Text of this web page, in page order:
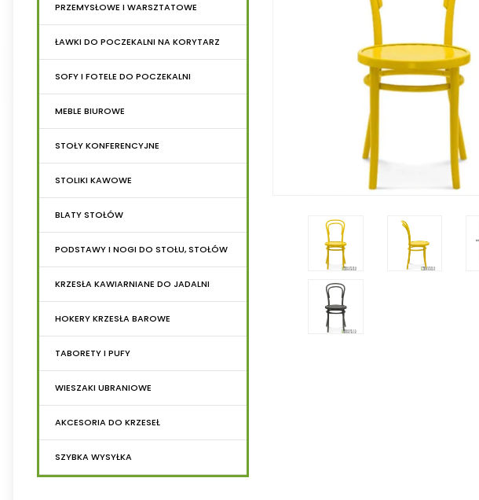
PRZEMYSŁOWE I WARSZTATOWE
ŁAWKI DO POCZEKALNI NA KORYTARZ
SOFY I FOTELE DO POCZEKALNI
MEBLE BIUROWE
STOŁY KONFERENCYJNE
STOLIKI KAWOWE
BLATY STOŁÓW
PODSTAWY I NOGI DO STOŁU, STOŁÓW
KRZESŁA KAWIARNIANE DO JADALNI
HOKERY KRZESŁA BAROWE
TABORETY I PUFY
WIESZAKI UBRANIOWE
AKCESORIA DO KRZESEŁ
SZYBKA WYSYŁKA